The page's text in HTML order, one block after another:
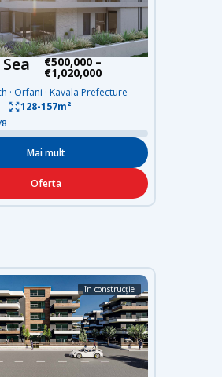
€500,000 –
€1,020,000
· Orfani · Kavala Prefecture
128-157m²
Mai mult
Oferta
în construcție